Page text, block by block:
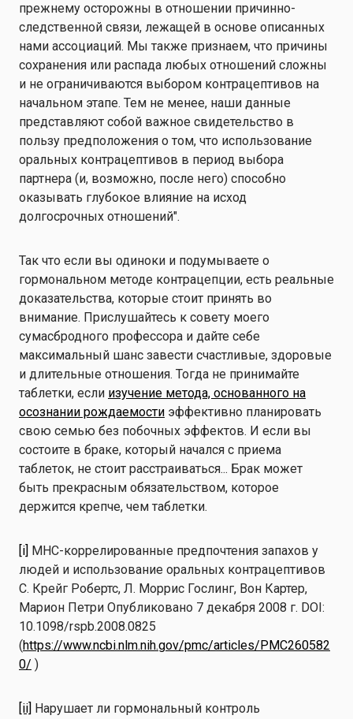
прежнему осторожны в отношении причинно-
следственной связи, лежащей в основе описанных
нами ассоциаций. Мы также признаем, что причины
сохранения или распада любых отношений сложны
и не ограничиваются выбором контрацептивов на
начальном этапе. Тем не менее, наши данные
представляют собой важное свидетельство в
пользу предположения о том, что использование
оральных контрацептивов в период выбора
партнера (и, возможно, после него) способно
оказывать глубокое влияние на исход
долгосрочных отношений".
Так что если вы одиноки и подумываете о
гормональном методе контрацепции, есть реальные
доказательства, которые стоит принять во
внимание. Прислушайтесь к совету моего
сумасбродного профессора и дайте себе
максимальный шанс завести счастливые, здоровые
и длительные отношения. Тогда не принимайте
таблетки, если изучение метода, основанного на
осознании рождаемости эффективно планировать
свою семью без побочных эффектов. И если вы
состоите в браке, который начался с приема
таблеток, не стоит расстраиваться... Брак может
быть прекрасным обязательством, которое
держится крепче, чем таблетки.
[i] MHC-коррелированные предпочтения запахов у
людей и использование оральных контрацептивов
С. Крейг Робертс, Л. Моррис Гослинг, Вон Картер,
Марион Петри Опубликовано 7 декабря 2008 г. DOI:
10.1098/rspb.2008.0825
(https://www.ncbi.nlm.nih.gov/pmc/articles/PMC260582
0/ )
[ii] Нарушает ли гормональный контроль